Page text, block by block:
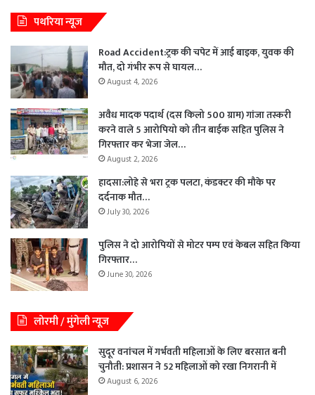
पथरिया न्यूज
Road Accident:ट्रक की चपेट में आई बाइक, युवक की
मौत, दो गंभीर रूप से घायल…
August 4, 2026
अवैध मादक पदार्थ (दस किलो 500 ग्राम) गांजा तस्करी
करने वाले 5 आरोपियो को तीन बाईक सहित पुलिस ने
गिरफ्तार कर भेजा जेल…
August 2, 2026
हादसा:लोहे से भरा ट्रक पलटा, कंडक्टर की मौके पर
दर्दनाक मौत…
July 30, 2026
पुलिस ने दो आरोपियों से मोटर पम्प एवं केबल सहित किया
गिरफ्तार…
June 30, 2026
लोरमी / मुंगेली न्यूज
सुदूर वनांचल में गर्भवती महिलाओं के लिए बरसात बनी
चुनौती: प्रशासन ने 52 महिलाओं को रखा निगरानी में
August 6, 2026